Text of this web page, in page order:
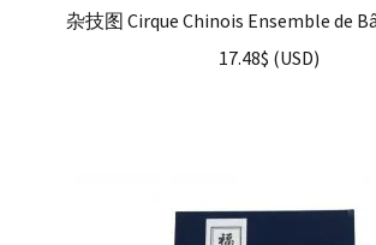
杂技图 Cirque Chinois Ensemble de
17.48$ (USD)